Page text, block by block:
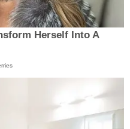
Herself Into A